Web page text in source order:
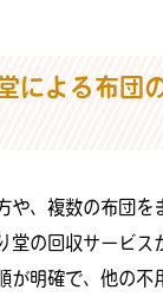
による布団
や、複数の布団を
堂の回収サービス
が明確で、他の不